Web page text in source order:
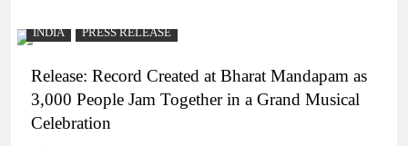
INDIA PRESS RELEASE
Release: Record Created at Bharat Mandapam as
3,000 People Jam Together in a Grand Musical
Celebration